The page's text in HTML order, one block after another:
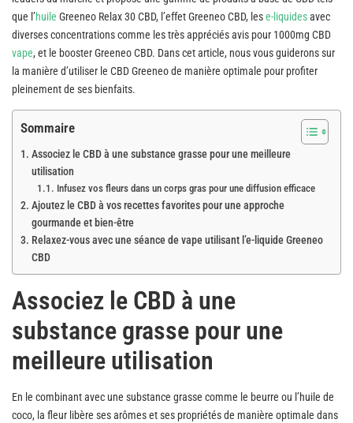
que l’huile Greeneo Relax 30 CBD, l’effet Greeneo CBD, lese-liquidesavec
diverses concentrations comme les très appréciés avis pour 1000mg CBD
vape, et le booster Greeneo CBD. Dans cet article, nous vous guiderons sur
la manière d’utiliser le CBD Greeneo de manière optimale pour profiter
pleinement de ses bienfaits.
Sommaire
Associez le CBD à une substance grasse pour une meilleure
utilisation
Infusez vos fleurs dans un corps gras pour une diffusion efficace
Ajoutez le CBD à vos recettes favorites pour une approche
gourmande et bien-être
Relaxez-vous avec une séance de vape utilisant l’e-liquide Greeneo
CBD
Associez le CBD à une
substance grasse pour une
meilleure utilisation
En le combinant avec une substance grasse comme le beurre ou l’huile de
coco, la fleur libère ses arômes et ses propriétés de manière optimale dans